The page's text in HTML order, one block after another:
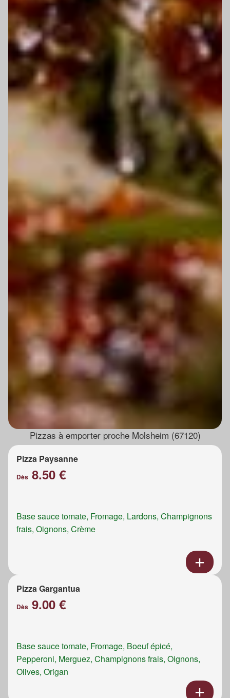
Pizzas à emporter proche Molsheim (67120)
Pizza Paysanne
Dès 8.50 €
Base sauce tomate, Fromage, Lardons, Champignons
frais, Oignons, Crème
Pizza Gargantua
Dès 9.00 €
Base sauce tomate, Fromage, Boeuf épicé,
Pepperoni, Merguez, Champignons frais, Oignons,
Olives, Origan